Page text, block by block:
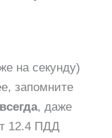
на секунду)
запомните
, даже
12.4 ПДД